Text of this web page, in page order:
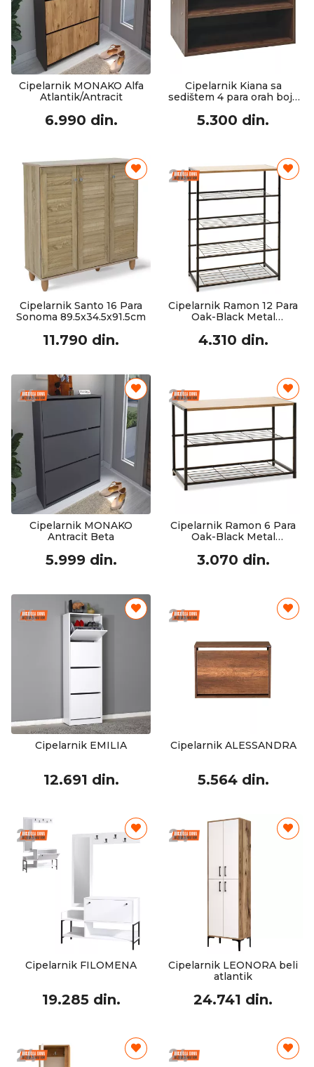
Cipelarnik MONAKO Alfa
Atlantik/Antracit
6.990 din.
Cipelarnik Kiana sa
sedištem 4 para orah boja
5.300 din.
Cipelarnik Santo 16 Para
Sonoma 89.5x34.5x91.5cm
11.790 din.
Cipelarnik Ramon 12 Para
Oak-Black Metal
4.310 din.
Cipelarnik MONAKO
Antracit Beta
5.999 din.
Cipelarnik Ramon 6 Para
Oak-Black Metal
3.070 din.
Cipelarnik EMILIA
12.691 din.
Cipelarnik ALESSANDRA
5.564 din.
Cipelarnik FILOMENA
19.285 din.
Cipelarnik LEONORA beli
atlantik
24.741 din.